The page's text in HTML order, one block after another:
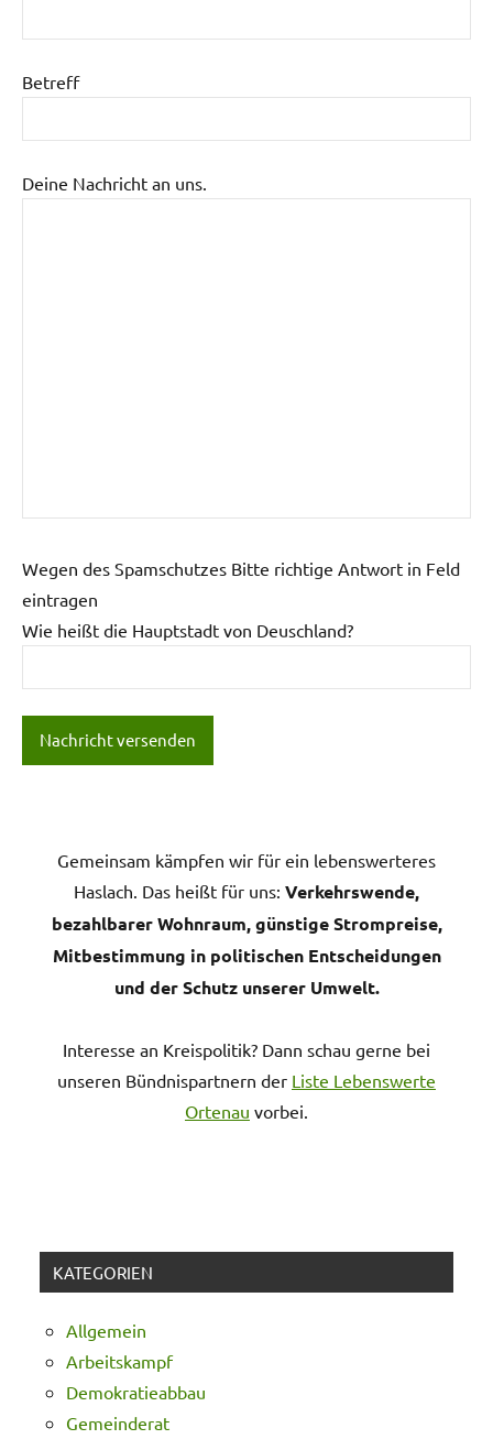
Betreff
Deine Nachricht an uns.
Wegen des Spamschutzes Bitte richtige Antwort in Feld
eintragen
Wie heißt die Hauptstadt von Deuschland?
Gemeinsam kämpfen wir für ein lebenswerteres
Haslach. Das heißt für uns: Verkehrswende,
bezahlbarer Wohnraum, günstige Strompreise,
Mitbestimmung in politischen Entscheidungen
und der Schutz unserer Umwelt.
Interesse an Kreispolitik? Dann schau gerne bei
unseren Bündnispartnern der Liste Lebenswerte
Ortenau vorbei.
KATEGORIEN
Allgemein
Arbeitskampf
Demokratieabbau
Gemeinderat